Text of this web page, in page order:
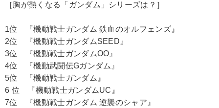
［胸が熱くなる「ガンダム」シリーズは？］
1位 『機動戦士ガンダム 鉄血のオルフェンズ』
2位 『機動戦士ガンダムSEED』
3位 『機動戦士ガンダムOO』
4位 『機動武闘伝Gガンダム』
5位 『機動戦士ガンダム』
6 位 『機動戦士ガンダムUC』
7位 『機動戦士ガンダム 逆襲のシャア』